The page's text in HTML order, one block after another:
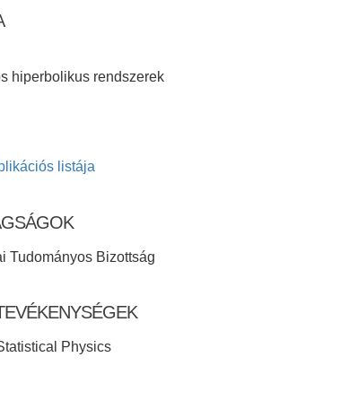
hiperbolikus rendszerek
listája
Tudományos Bizottság
Physics